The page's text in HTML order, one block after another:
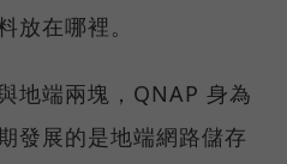
放在哪裡。
地端兩塊，QNAP 身為
發展的是地端網路儲存